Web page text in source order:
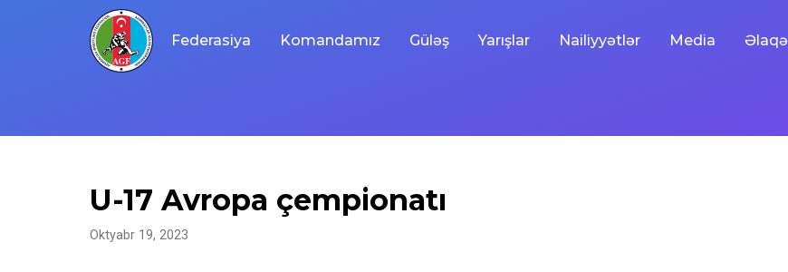
Federasiya Komandamız Güləş Yarışlar Nailiyyətlər Media Əlaqə
U-17 Avropa çempionatı
Oktyabr 19, 2023